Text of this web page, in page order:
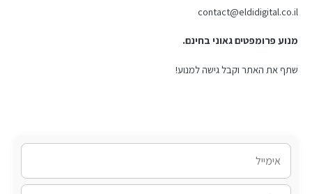
contact@eldidigital.co.il
מנוע פרומפטים גאוני בחינם.
שתף את האתר וקבל גישה למנוע!